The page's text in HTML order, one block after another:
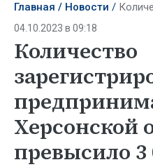
Главная Новости Количество
04.10.2023 в 09:18
Количество
Херсонской
превысило 3